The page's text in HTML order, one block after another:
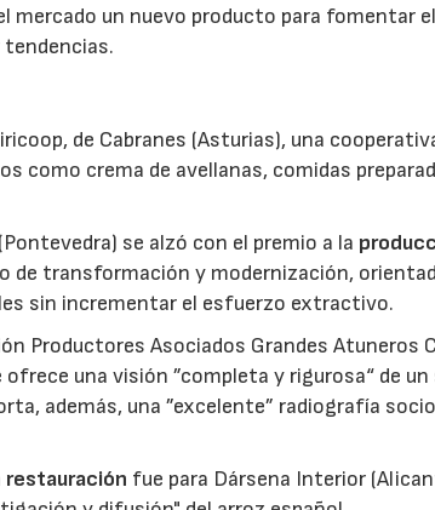
mercado un nuevo producto para fomentar
de Cabranes (Asturias), una
como crema de avellanas, comidas
se alzó con el premio a la
de transformación y modernización,
sin incrementar el esfuerzo extractivo.
Productores Asociados Grandes Atuneros
una visión ”completa y rigurosa“ de
además, una ”excelente” radiografía
restauración fue para Dársena Interior